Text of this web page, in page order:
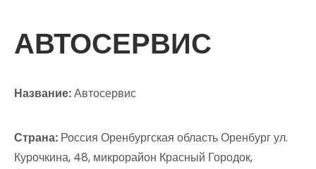
АВТОСЕРВИС
Название:Автосервис
Страна: Россия Оренбургская область Оренбург ул.
Курочкина, 48, микрорайон Красный Городок,